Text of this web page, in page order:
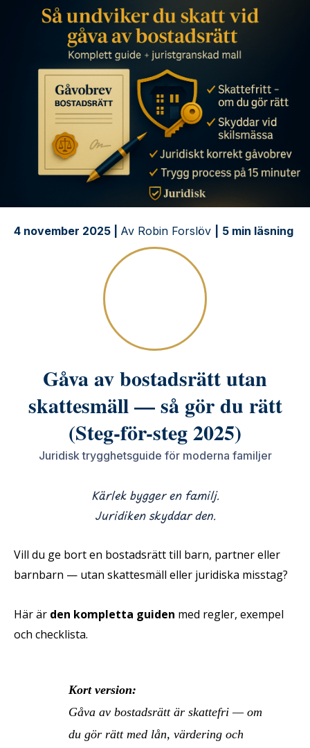
4 november 2025 | Av Robin Forslöv 5 min läsning
Gåva av bostadsrätt utan
skattesmäll — så gör du rätt
(Steg-för-steg 2025)
Juridisk trygghetsguide för moderna familjer
Kärlek bygger en familj.
Juridiken skyddar den.
Vill du ge bort en bostadsrätt till barn, partner eller
barnbarn — utan skattesmäll eller juridiska misstag?
Här är den kompletta guiden med regler, exempel
och checklista.
Kort version:
Gåva av bostadsrätt är skattefri — om
du gör rätt med lån, värdering och